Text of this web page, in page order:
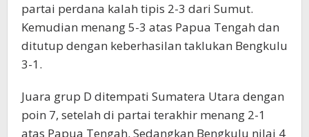
partai perdana kalah tipis 2-3 dari Sumut.
Kemudian menang 5-3 atas Papua Tengah dan
ditutup dengan keberhasilan taklukan Bengkulu
3-1.
Juara grup D ditempati Sumatera Utara dengan
poin 7, setelah di partai terakhir menang 2-1
atas Papua Tengah. Sedangkan Bengkulu nilai 4